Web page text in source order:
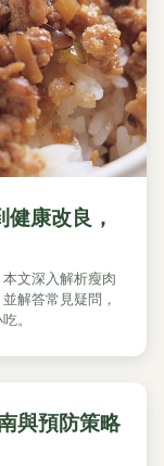
康改良，
文深入解析瘦肉
解答常見疑問，
。
與預防策略